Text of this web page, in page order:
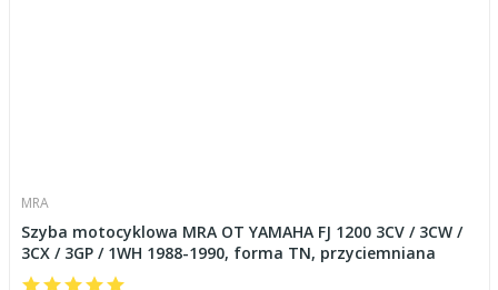
MRA
Szyba motocyklowa MRA OT YAMAHA FJ 1200 3CV / 3CW /
3CX / 3GP / 1WH 1988-1990, forma TN, przyciemniana